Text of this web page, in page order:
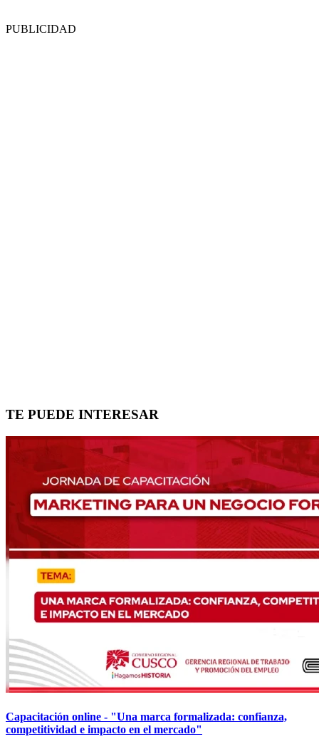
PUBLICIDAD
TE PUEDE INTERESAR
Capacitación online - "Una marca formalizada: confianza,
competitividad e impacto en el mercado"